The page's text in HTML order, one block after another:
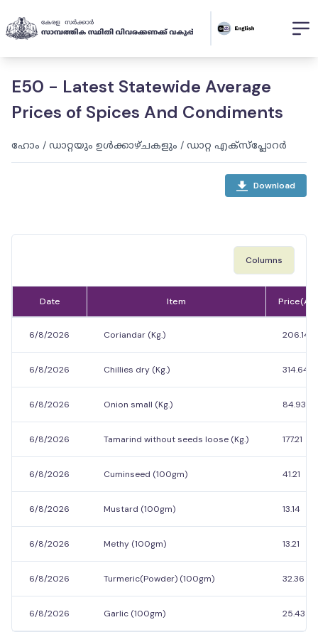
E50 - Latest Statewide Average
Prices of Spices And Condiments
ഹോം / ഡാറ്റയും ഉൾക്കാഴ്ചകളും / ഡാറ്റ എക്സ്പ്ലോറർ
Download
Columns
Date Item
6/8/2026 Coriandar (Kg.) 206.14
6/8/2026 Chillies dry (Kg.) 314.64
6/8/2026 Onion small (Kg.) 84.93
6/8/2026 Tamarind without seeds loose (Kg.) 177.21
6/8/2026 Cuminseed (100gm) 41.21
6/8/2026 Mustard (100gm) 13.14
6/8/2026 Methy (100gm) 13.21
6/8/2026 Turmeric(Powder) (100gm) 32.36
6/8/2026 Garlic (100gm) 25.43